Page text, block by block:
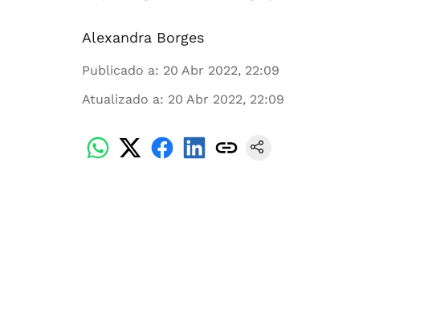
Alexandra Borges
Publicado a: 20 Abr 2022, 22:09
Atualizado a: 20 Abr 2022, 22:09